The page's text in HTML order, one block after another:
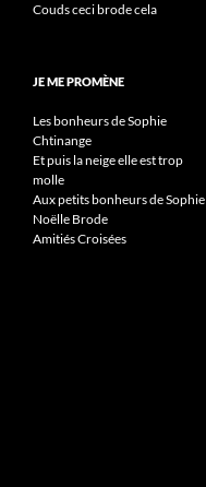
Couds ceci brode cela
JE ME PROMÈNE
Les bonheurs de Sophie
Chtinange
Et puis la neige elle est trop
molle
Aux petits bonheurs de Sophie
Noëlle Brode
Amitiés Croisées